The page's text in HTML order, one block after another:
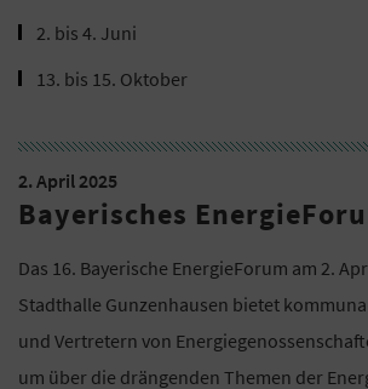
2. bis 4. Juni
13. bis 15. Oktober
2. April 2025
Bayerisches
Das 16. Bayerische EnergieForum am 2.
Stadthalle Gunzenhausen bietet
und Vertretern von
um über die drängenden Themen der